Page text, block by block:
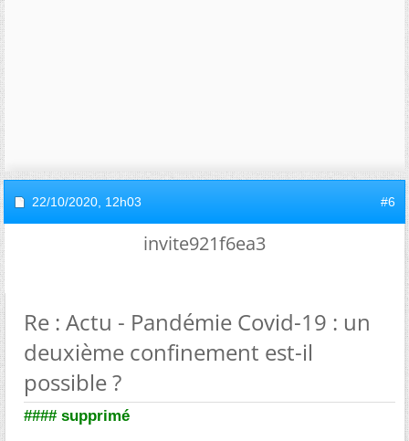
22/10/2020, 12h03 #6
invite921f6ea3
Re : Actu - Pandémie Covid-19 : un
deuxième confinement est-il
possible ?
#### supprimé